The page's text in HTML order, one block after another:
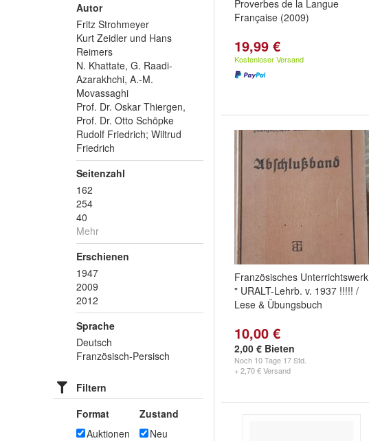
Autor
Fritz Strohmeyer
Kurt Zeidler und Hans
Reimers
N. Khattate, G. Raadi-
Azarakhchi, A.-M.
Movassaghi
Prof. Dr. Oskar Thiergen,
Prof. Dr. Otto Schöpke
Rudolf Friedrich; Wiltrud
Friedrich
Seitenzahl
162
254
40
Mehr
Erschienen
1947
2009
2012
Sprache
Deutsch
Französisch-Persisch
Filtern
Format
Auktionen
Zustand
Neu
Proverbes de la Langue
Française (2009)
19,99 €
Kostenloser Versand
Französisches Unterrichtswerk
" URALT-Lehrb. v. 1937 !!!!! /
Lese & Übungsbuch
10,00 €
2,00 € Bieten
Noch 10 Tage 17 Std.
+ 2,70 € Versand